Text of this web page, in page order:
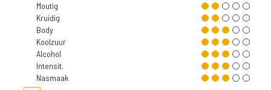
Moutig
Kruidig
Body
Koolzuur
Alcohol
Intensit.
Nasmaak